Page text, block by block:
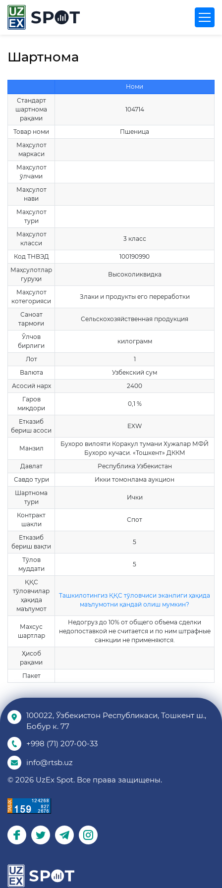
Шартнома
Номи
Стандарт
шартнома
рақами
104714
Товар номи
Пшеница
Маҳсулот
маркаси
Маҳсулот
ўлчами
Маҳсулот
нави
Маҳсулот
тури
Маҳсулот
класси
3 класс
Код ТНВЭД
100190990
Маҳсулотлар
гуруҳи
Высоколиквидка
Маҳсулот
котегорияси
Злаки и продукты его переработки
Саноат
тармоғи
Сельскохозяйственная продукция
Ўлчов
бирлиги
килограмм
Лот
1
Валюта
Узбекский сум
Асосий нарх
2400
Гаров
миқдори
0,1 %
Етказиб
бериш асоси
EXW
Манзил
Бухоро вилояти Коракул тумани Хужалар МФЙ
Бухоро кучаси. «Тошкент» ДККМ
Давлат
Республика Узбекистан
Савдо тури
Икки томонлама аукцион
Шартнома
тури
Ички
Контракт
шакли
Спот
Етказиб
бериш вақти
5
Тўлов
муддати
5
ҚҚС
тўловчилар
ҳақида
маълумот
Ташкилотингиз ҚҚС тўловчиси эканлиги ҳақида
маълумотни қандай олиш мумкин?
Махсус
шартлар
Недогруз до 10% от общего объема сделки
недопоставкой не считается и по ним штрафные
санкции не применяются.
Ҳисоб
рақами
Пакет
100022, Ўзбекистон Республикаси, Тошкент ш.,
Бобур к. 77
+998 (71) 207-00-33
info@rtsb.uz
© 2026 UzEx Spot. Все права защищены.